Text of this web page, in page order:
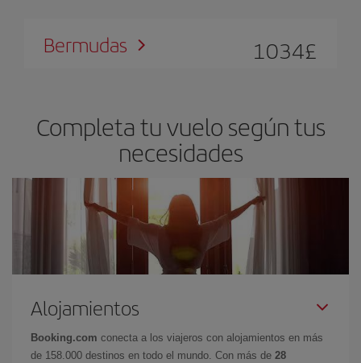
Bermudas 1034£
Completa tu vuelo según tus
necesidades
Alojamientos
Booking.com conecta a los viajeros con alojamientos en más
de 158.000 destinos en todo el mundo. Con más de 28